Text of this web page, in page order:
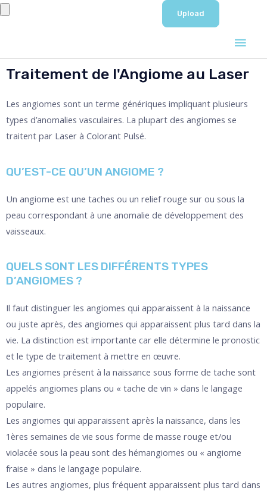
Aller
Traitement de l'Angiome au Laser
Les angiomes sont un terme génériques impliquant plusieurs
types d’anomalies vasculaires. La plupart des angiomes se
traitent par Laser à Colorant Pulsé.
QU’EST-CE QU’UN ANGIOME ?
Un angiome est une taches ou un relief rouge sur ou sous la
peau correspondant à une anomalie de développement des
vaisseaux.
QUELS SONT LES DIFFÉRENTS TYPES
D’ANGIOMES ?
Il faut distinguer les angiomes qui apparaissent à la naissance
ou juste après, des angiomes qui apparaissent plus tard dans la
vie. La distinction est importante car elle détermine le pronostic
et le type de traitement à mettre en œuvre.
Les angiomes présent à la naissance sous forme de tache sont
appelés angiomes plans ou « tache de vin » dans le langage
populaire.
Les angiomes qui apparaissent après la naissance, dans les
1ères semaines de vie sous forme de masse rouge et/ou
violacée sous la peau sont des hémangiomes ou « angiome
fraise » dans le langage populaire.
Les autres angiomes, plus fréquent apparaissent plus tard dans